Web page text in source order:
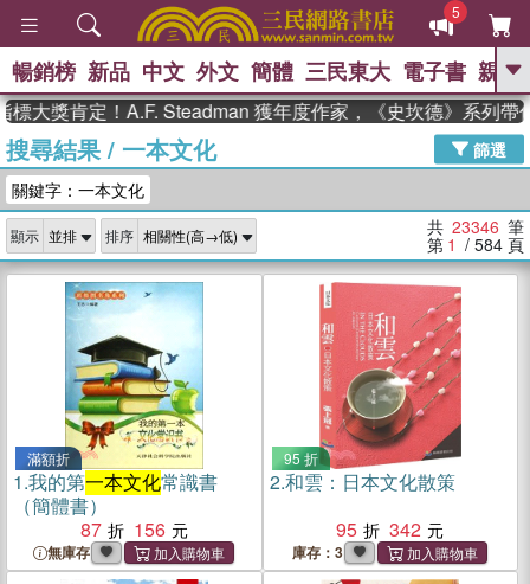
5
GO
高希均教授回憶錄
、 The Odyssey 、 父親節 、 如果歷
獎 臺灣漫遊錄 、 方念華 、 台灣的李
登輝時代
數學女孩：黎曼猜想 、
偉大的迷走神經
暢銷榜 新品 中文 外文 簡體 三民東大 電子書 親子
定！A.F. Steadman 獲年度作家，《史坎德》系列帶你踏上
搜尋結果/ 一本文化
篩選
關鍵字：一本文化
顯示 排序 共 23346 筆
第 1 / 584 頁
滿額折
1.我的第一本文化常識書
（簡體書）
87
156
無庫存
95 折
2.和雲：日本文化散策
95
342
庫存：3